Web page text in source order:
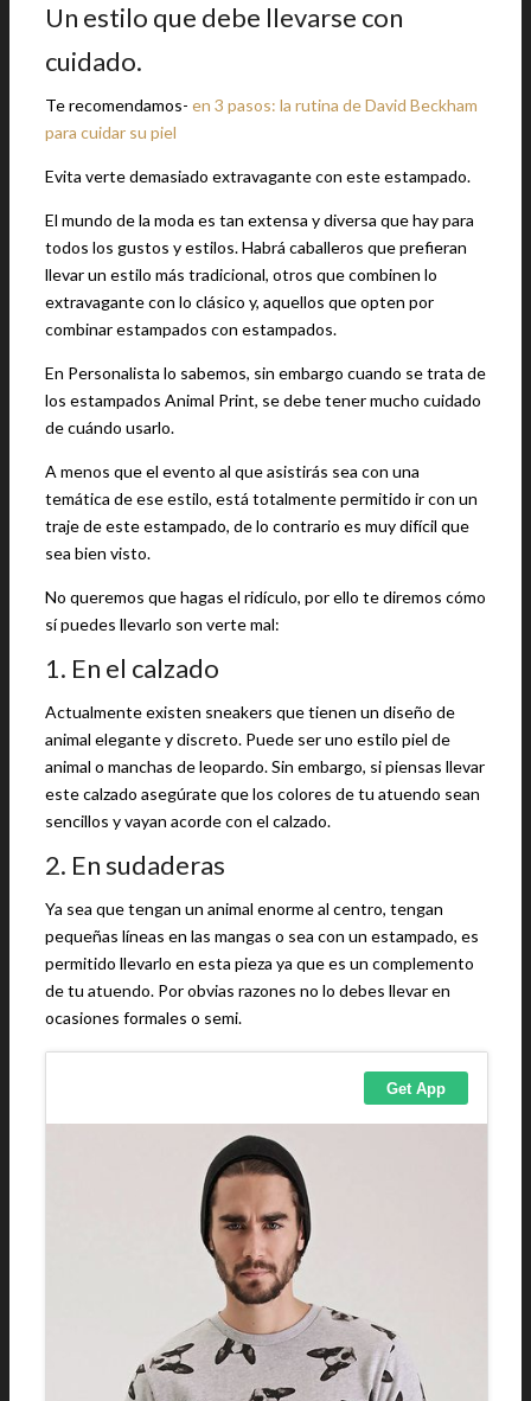
Un estilo que debe llevarse con
cuidado.
Te recomendamos- en 3 pasos: la rutina de David Beckham
para cuidar su piel
Evita verte demasiado extravagante con este estampado.
El mundo de la moda es tan extensa y diversa que hay para
todos los gustos y estilos. Habrá caballeros que prefieran
llevar un estilo más tradicional, otros que combinen lo
extravagante con lo clásico y, aquellos que opten por
combinar estampados con estampados.
En Personalista lo sabemos, sin embargo cuando se trata de
los estampados Animal Print, se debe tener mucho cuidado
de cuándo usarlo.
A menos que el evento al que asistirás sea con una
temática de ese estilo, está totalmente permitido ir con un
traje de este estampado, de lo contrario es muy difícil que
sea bien visto.
No queremos que hagas el ridículo, por ello te diremos cómo
sí puedes llevarlo son verte mal:
1. En el calzado
Actualmente existen sneakers que tienen un diseño de
animal elegante y discreto. Puede ser uno estilo piel de
animal o manchas de leopardo. Sin embargo, si piensas llevar
este calzado asegúrate que los colores de tu atuendo sean
sencillos y vayan acorde con el calzado.
2. En sudaderas
Ya sea que tengan un animal enorme al centro, tengan
pequeñas líneas en las mangas o sea con un estampado, es
permitido llevarlo en esta pieza ya que es un complemento
de tu atuendo. Por obvias razones no lo debes llevar en
ocasiones formales o semi.